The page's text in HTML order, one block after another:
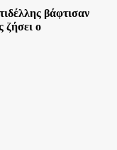
βάφτισαν
ζήσει ο